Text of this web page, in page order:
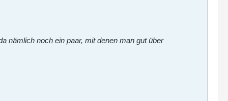
nämlich noch ein paar, mit denen man gut über